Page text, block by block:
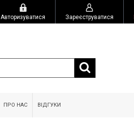
Авторизуватися Зареєструватися
ПРО НАС ВІДГУКИ